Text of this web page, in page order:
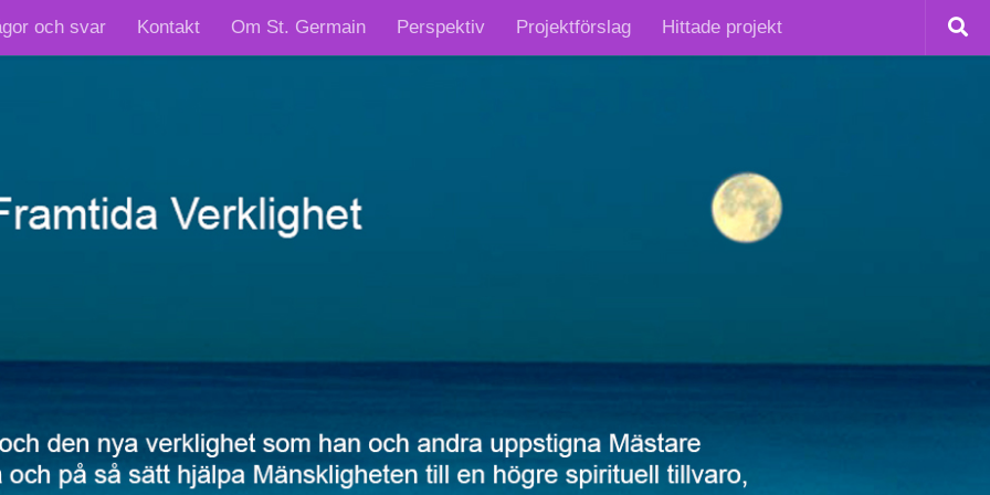
och svar Kontakt Om St. Germain Perspektiv Projektförslag Hittade projekt